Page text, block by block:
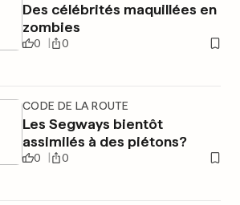
Des célébrités maquillées en
zombies
0 0
CODE DE LA ROUTE
Les Segways bientôt
assimilés à des piétons?
0 0